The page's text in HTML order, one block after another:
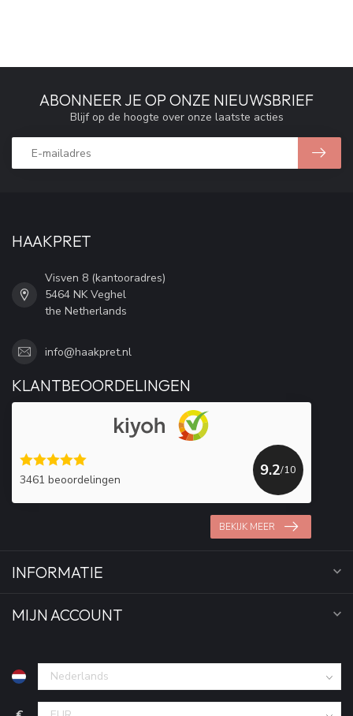
ABONNEER JE OP ONZE NIEUWSBRIEF
Blijf op de hoogte over onze laatste acties
HAAKPRET
Visven 8 (kantooradres)
5464 NK Veghel
the Netherlands
info@haakpret.nl
KLANTBEOORDELINGEN
3461 beoordelingen
9.2/10
BEKIJK MEER
INFORMATIE
MIJN ACCOUNT